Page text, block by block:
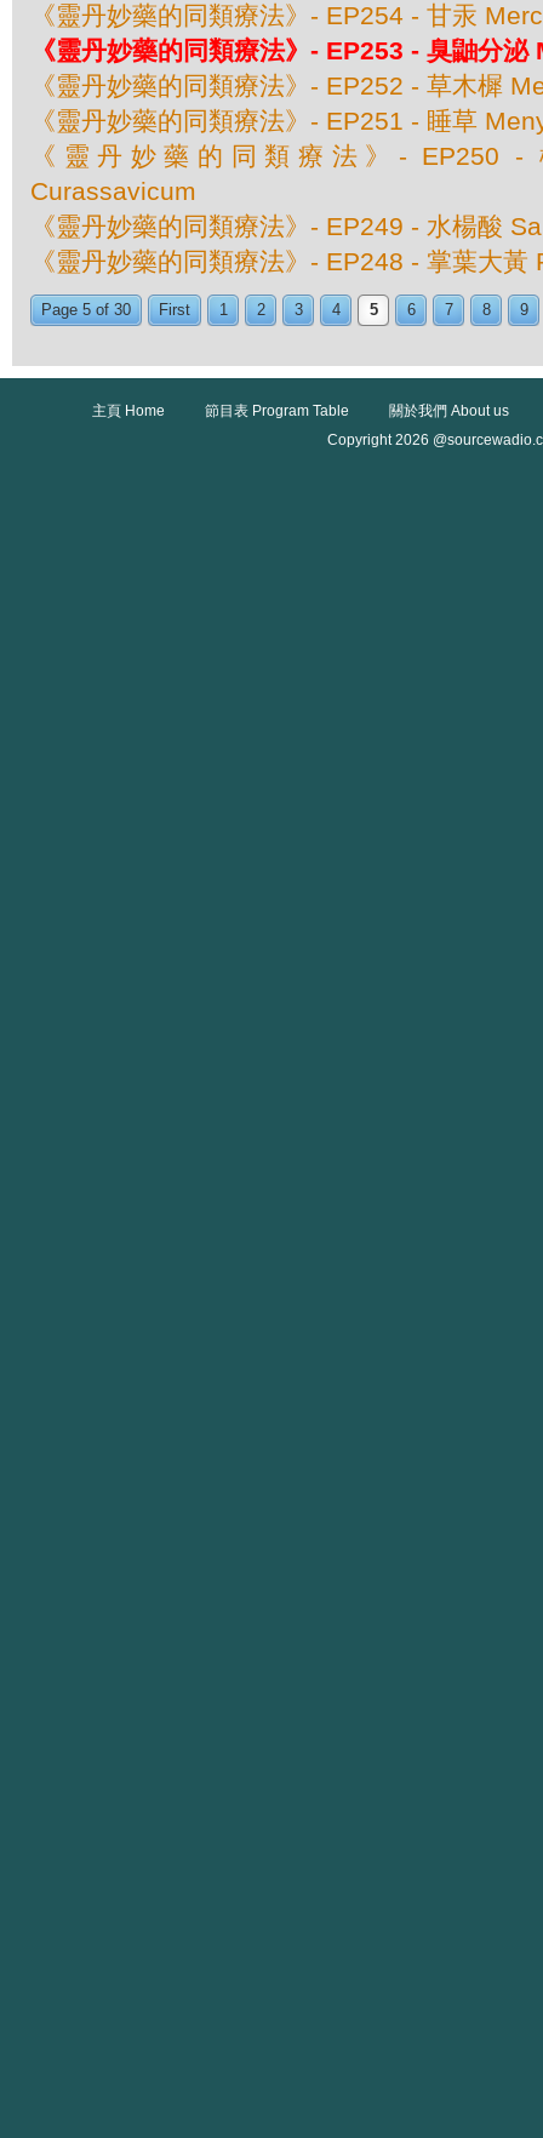
《靈丹妙藥的同類療法》- EP254 - 甘汞
《靈丹妙藥的同類療法》- EP253 - 臭鼬分
《靈丹妙藥的同類療法》- EP252 - 草木樨
《靈丹妙藥的同類療法》- EP251 - 睡草
《靈丹妙藥的同類療法》- EP250 -
Curassavicum
《靈丹妙藥的同類療法》- EP249 - 水楊酸
《靈丹妙藥的同類療法》- EP248 - 掌葉大
Page 5 of 30 First 1 2 3 4 5 6 7 8 9
主頁 Home 節目表 Program Table
關於我們 About us
Copyright 2026